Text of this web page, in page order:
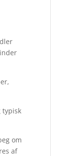
typisk
om
af